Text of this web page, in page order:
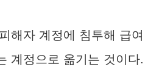
해자 계정에 침투해 급여
계정으로 옮기는 것이다.